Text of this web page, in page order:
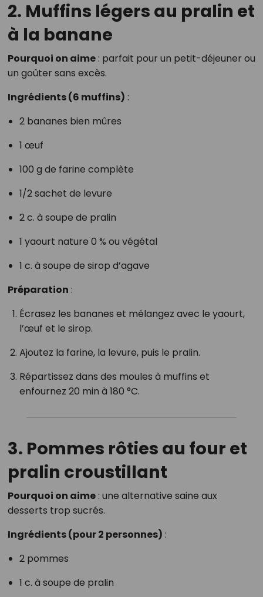
2. Muffins légers au pralin et
à la banane
Pourquoi on aime: parfait pour un petit-déjeuner ou
un goûter sans excès.
Ingrédients (6 muffins) :
2 bananes bien mûres
1 œuf
100 g de farine complète
1/2 sachet de levure
2 c. à soupe de pralin
1 yaourt nature 0 % ou végétal
1 c. à soupe de sirop d’agave
Préparation :
Écrasez les bananes et mélangez avec le yaourt,
l’œuf et le sirop.
Ajoutez la farine, la levure, puis le pralin.
Répartissez dans des moules à muffins et
enfournez 20 min à 180 °C.
3. Pommes rôties au four et
pralin croustillant
Pourquoi on aime: une alternative saine aux
desserts trop sucrés.
Ingrédients (pour 2 personnes) :
2 pommes
1 c. à soupe de pralin